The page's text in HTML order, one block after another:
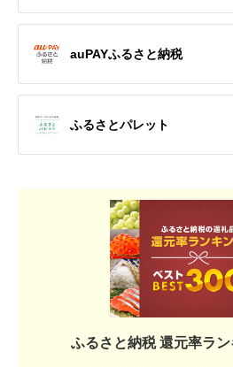
auPAYふるさと納税
ふるさとパレット
ふるさと納税 還元率ラ